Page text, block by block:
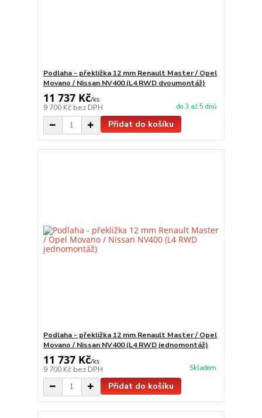
Podlaha - překližka 12 mm Renault Master / Opel
Movano / Nissan NV400 (L4 RWD dvoumontáž)
11 737 Kč/ks
9 700 Kč bez DPH do 3 až 5 dnů
Přidat do košíku
Podlaha - překližka 12 mm Renault Master / Opel
Movano / Nissan NV400 (L4 RWD jednomontáž)
11 737 Kč/ks
9 700 Kč bez DPH Skladem
Přidat do košíku